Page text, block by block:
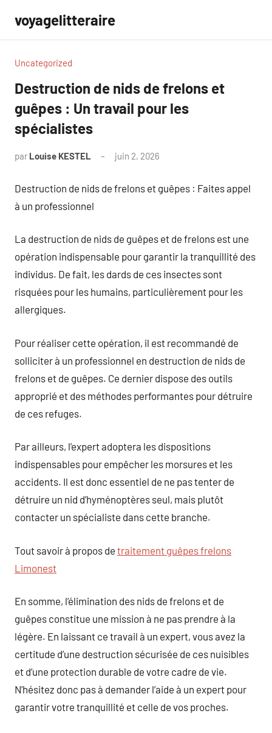
contenu
voyagelitteraire
Uncategorized
Destruction de nids de frelons et
guêpes : Un travail pour les
spécialistes
par Louise KESTEL juin 2, 2026
Destruction de nids de frelons et guêpes : Faites appel
à un professionnel
La destruction de nids de guêpes et de frelons est une
opération indispensable pour garantir la tranquillité des
individus. De fait, les dards de ces insectes sont
risquées pour les humains, particulièrement pour les
allergiques.
Pour réaliser cette opération, il est recommandé de
solliciter à un professionnel en destruction de nids de
frelons et de guêpes. Ce dernier dispose des outils
approprié et des méthodes performantes pour détruire
de ces refuges.
Par ailleurs, l’expert adoptera les dispositions
indispensables pour empêcher les morsures et les
accidents. Il est donc essentiel de ne pas tenter de
détruire un nid d’hyménoptères seul, mais plutôt
contacter un spécialiste dans cette branche.
Tout savoir à propos de traitement guêpes frelons
Limonest
En somme, l’élimination des nids de frelons et de
guêpes constitue une mission à ne pas prendre à la
légère. En laissant ce travail à un expert, vous avez la
certitude d’une destruction sécurisée de ces nuisibles
et d’une protection durable de votre cadre de vie.
N’hésitez donc pas à demander l’aide à un expert pour
garantir votre tranquillité et celle de vos proches.